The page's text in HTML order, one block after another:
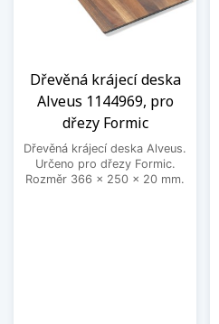
Dřevěná krájecí deska
Alveus 1144969, pro
dřezy Formic
Dřevěná krájecí deska Alveus.
Určeno pro dřezy Formic.
Rozměr 366 x 250 x 20 mm.